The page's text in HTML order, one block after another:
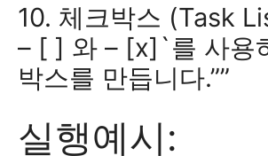
10. 체크박스 (Task
– [ ] 와 – [x]`를 사용
박스를 만듭니다.””
실행예시: